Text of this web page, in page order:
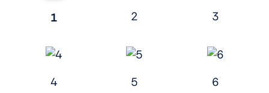
1 2 3
4 5 6